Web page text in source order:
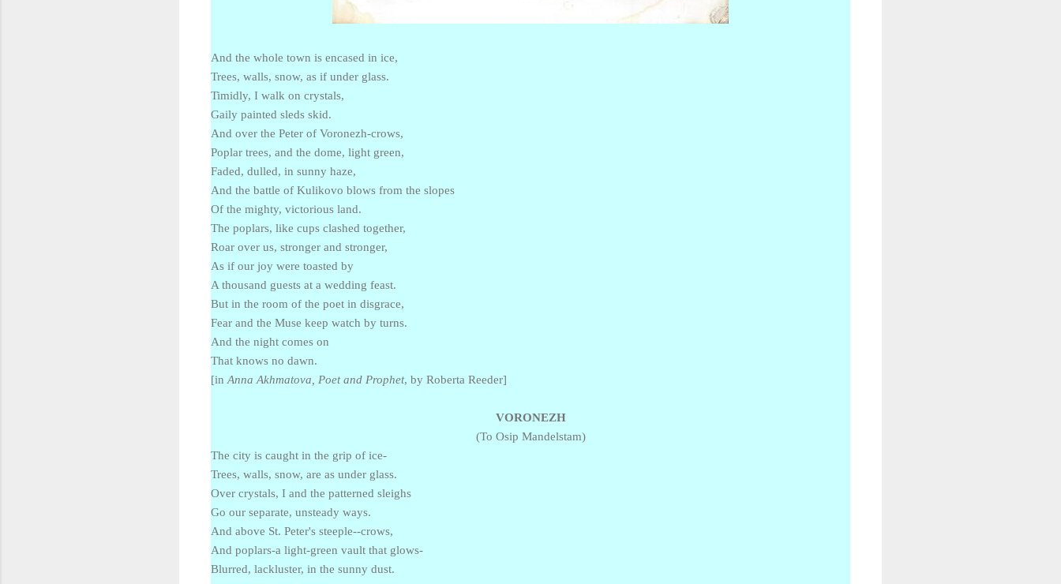
And the whole town is encased in ice,
Trees, walls, snow, as if under glass.
Timidly, I walk on crystals,
Gaily painted sleds skid.
And over the Peter of Voronezh-crows,
Poplar trees, and the dome, light green,
Faded, dulled, in sunny haze,
And the battle of Kulikovo blows from the slopes
Of the mighty, victorious land.
The poplars, like cups clashed together,
Roar over us, stronger and stronger,
As if our joy were toasted by
A thousand guests at a wedding feast.
But in the room of the poet in disgrace,
Fear and the Muse keep watch by turns.
And the night comes on
That knows no dawn.
[in Anna Akhmatova, Poet and Prophet, by Roberta Reeder]
VORONEZH
(To Osip Mandelstam)
The city is caught in the grip of ice-
Trees, walls, snow, are as under glass.
Over crystals, I and the patterned sleighs
Go our separate, unsteady ways.
And above St. Peter's steeple--crows,
And poplars-a light-green vault that glows-
Blurred, lackluster, in the sunny dust.